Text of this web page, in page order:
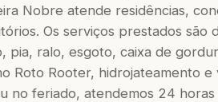
Nobre atende residências,
Os serviços prestados são
pia, ralo, esgoto, caixa de
Roto Rooter, hidrojateamento e
no feriado, atendemos 24